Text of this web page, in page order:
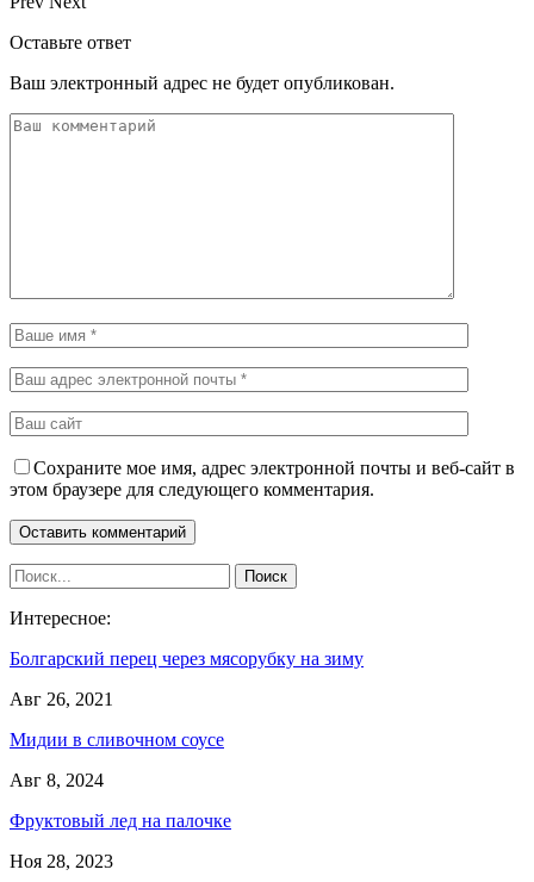
Оставьте ответ
Ваш электронный адрес не будет опубликован.
Сохраните мое имя, адрес электронной почты и веб-сайт в
этом браузере для следующего комментария.
Интересное:
Болгарский перец через мясорубку на зиму
Авг 26, 2021
Мидии в сливочном соусе
Авг 8, 2024
Фруктовый лед на палочке
Ноя 28, 2023